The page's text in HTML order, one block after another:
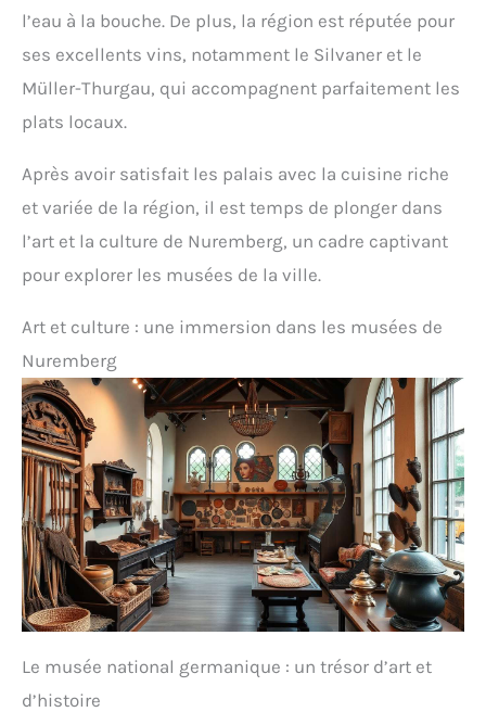
l’eau à la bouche. De plus, la région est réputée pour
ses excellents vins, notamment le Silvaner et le
Müller-Thurgau, qui accompagnent parfaitement les
plats locaux.
Après avoir satisfait les palais avec la cuisine riche
et variée de la région, il est temps de plonger dans
l’art et la culture de Nuremberg, un cadre captivant
pour explorer les musées de la ville.
Art et culture : une immersion dans les musées de
Nuremberg
Le musée national germanique : un trésor d’art et
d’histoire